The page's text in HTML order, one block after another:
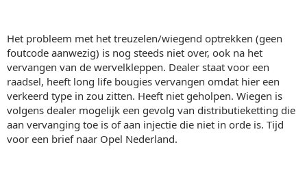
Het probleem met het treuzelen/wiegend optrekken (geen
foutcode aanwezig) is nog steeds niet over, ook na het
vervangen van de wervelkleppen. Dealer staat voor een
raadsel, heeft long life bougies vervangen omdat hier een
verkeerd type in zou zitten. Heeft niet geholpen. Wiegen is
volgens dealer mogelijk een gevolg van distributieketting die
aan vervanging toe is of aan injectie die niet in orde is. Tijd
voor een brief naar Opel Nederland.